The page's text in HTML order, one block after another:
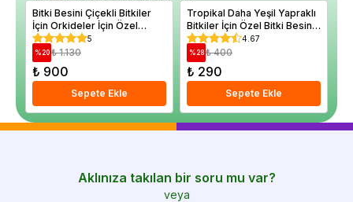
Bitki Besini Çiçekli Bitkiler
İçin Orkideler İçin Özel
Yaprak Parlatıcı Yaprak
Temizleyici
5
%20 ₺ 1.130
₺ 900
Sepete Ekle
Tropikal Daha Yeşil Yapraklı
Bitkiler İçin Özel Bitki Besini
225 ml
4.67
%28 ₺ 400
₺ 290
Sepete Ekle
Aklınıza takılan bir soru mu var?
veya